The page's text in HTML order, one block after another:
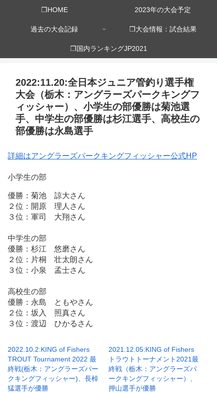
❒HOME 2023年の大会予定
過去の大会記録 ❒大会情報：試合結果
❒国内ランキングJP2021
2022:11.20:全日本ジュニア管釣り選手権
大会（栃木：アングラーズパークキングフ
ィッシャー）、小学生の部優勝は菊池選
手、中学生の部優勝は杉江選手、高校生の
部優勝は永島選手
詳細はアングラーズパークキングフィッシャー公式HP
小学生の部
優勝：菊池 諒大さん
２位：開原 理人さん
３位：軍司 大翔さん
中学生の部
優勝：杉江 悠磨さん
２位：片桐 壮太朗さん
３位：小泉 孟士さん
高校生の部
優勝：永島 ともやさん
２位：坂入 照真さん
３位：渡辺 ひかるさん
2022.10.2:KING of Fishers
TROUT Tournament 2022 最
終戦(栃木：アングラーズパー
クキングフィッシャー)、長棹
猛選手が優勝
2021.12.05:KING of Fishers
トラウトトーナメント2021最
終戦（栃木：アングラーズパ
ークキングフィッシャー）、
押山選手が優勝